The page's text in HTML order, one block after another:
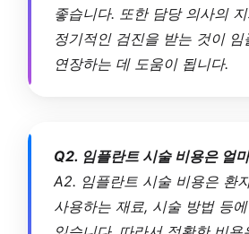
좋습니다. 또한 담당 의사의
정기적인 검진을 받는 것이
연장하는 데 도움이 됩니다.
Q2. 임플란트 시술 비용은 얼
A2. 임플란트 시술 비용은 환
사용하는 재료, 시술 방법 등